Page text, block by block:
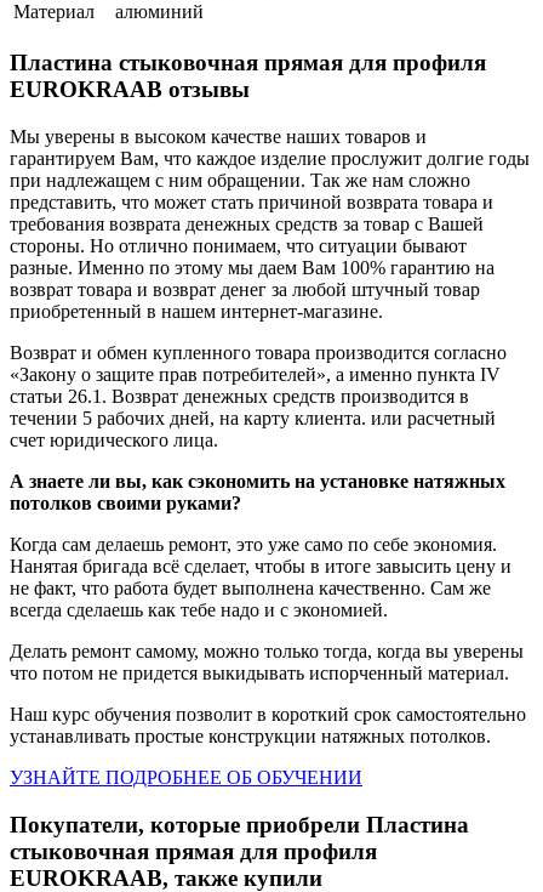
Материал
алюминий
Пластина стыковочная прямая для профиля
EUROKRAAB отзывы
Мы уверены в высоком качестве наших товаров и
гарантируем Вам, что каждое изделие прослужит долгие годы
при надлежащем с ним обращении. Так же нам сложно
представить, что может стать причиной возврата товара и
требования возврата денежных средств за товар с Вашей
стороны. Но отлично понимаем, что ситуации бывают
разные. Именно по этому мы даем Вам 100% гарантию на
возврат товара и возврат денег за любой штучный товар
приобретенный в нашем интернет-магазине.
Возврат и обмен купленного товара производится согласно
«Закону о защите прав потребителей», а именно пункта IV
статьи 26.1. Возврат денежных средств производится в
течении 5 рабочих дней, на карту клиента. или расчетный
счет юридического лица.
А знаете ли вы, как сэкономить на установке натяжных
потолков своими руками?
Когда сам делаешь ремонт, это уже само по себе экономия.
Нанятая бригада всё сделает, чтобы в итоге завысить цену и
не факт, что работа будет выполнена качественно. Сам же
всегда сделаешь как тебе надо и с экономией.
Делать ремонт самому, можно только тогда, когда вы уверены
что потом не придется выкидывать испорченный материал.
Наш курс обучения позволит в короткий срок самостоятельно
устанавливать простые конструкции натяжных потолков.
УЗНАЙТЕ ПОДРОБНЕЕ ОБ ОБУЧЕНИИ
Покупатели, которые приобрели Пластина
стыковочная прямая для профиля
EUROKRAAB, также купили